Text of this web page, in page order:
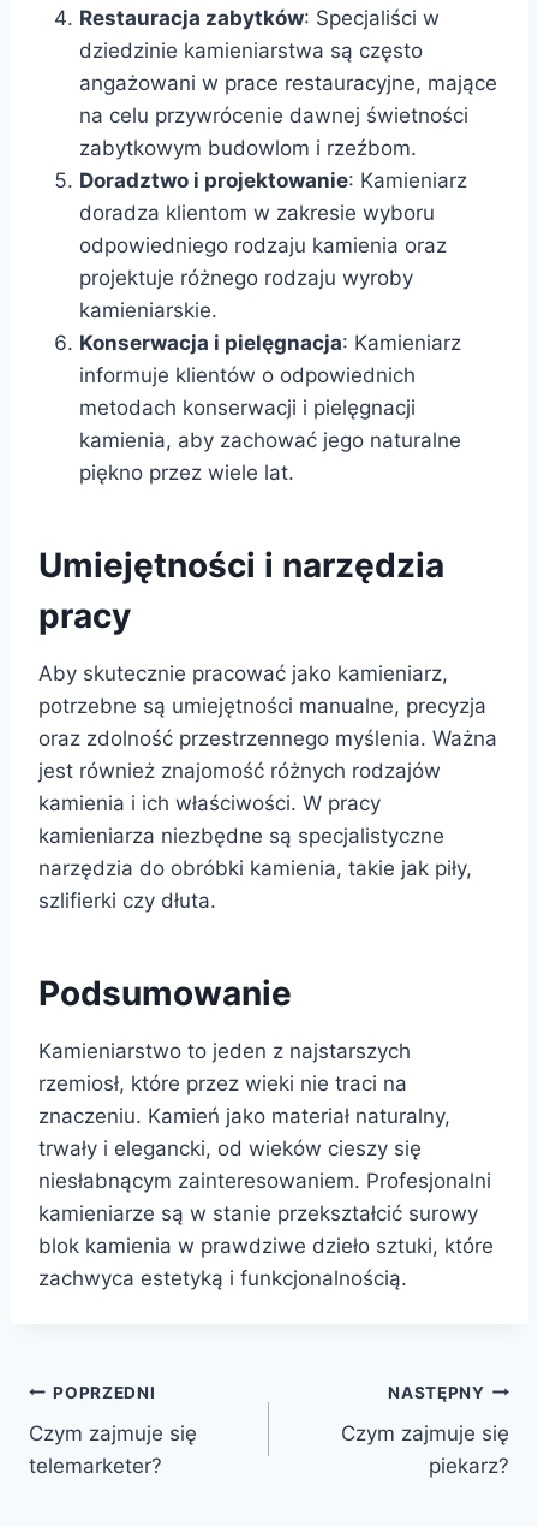
Restauracja zabytków: Specjaliści w
dziedzinie kamieniarstwa są często
angażowani w prace restauracyjne, mające
na celu przywrócenie dawnej świetności
zabytkowym budowlom i rzeźbom.
Doradztwo i projektowanie: Kamieniarz
doradza klientom w zakresie wyboru
odpowiedniego rodzaju kamienia oraz
projektuje różnego rodzaju wyroby
kamieniarskie.
Konserwacja i pielęgnacja: Kamieniarz
informuje klientów o odpowiednich
metodach konserwacji i pielęgnacji
kamienia, aby zachować jego naturalne
piękno przez wiele lat.
Umiejętności i narzędzia
pracy
Aby skutecznie pracować jako kamieniarz,
potrzebne są umiejętności manualne, precyzja
oraz zdolność przestrzennego myślenia. Ważna
jest również znajomość różnych rodzajów
kamienia i ich właściwości. W pracy
kamieniarza niezbędne są specjalistyczne
narzędzia do obróbki kamienia, takie jak piły,
szlifierki czy dłuta.
Podsumowanie
Kamieniarstwo to jeden z najstarszych
rzemiosł, które przez wieki nie traci na
znaczeniu. Kamień jako materiał naturalny,
trwały i elegancki, od wieków cieszy się
niesłabnącym zainteresowaniem. Profesjonalni
kamieniarze są w stanie przekształcić surowy
blok kamienia w prawdziwe dzieło sztuki, które
zachwyca estetyką i funkcjonalnością.
Nawigacja
wpisu
POPRZEDNI
Czym zajmuje się
telemarketer?
NASTĘPNY
Czym zajmuje się
piekarz?